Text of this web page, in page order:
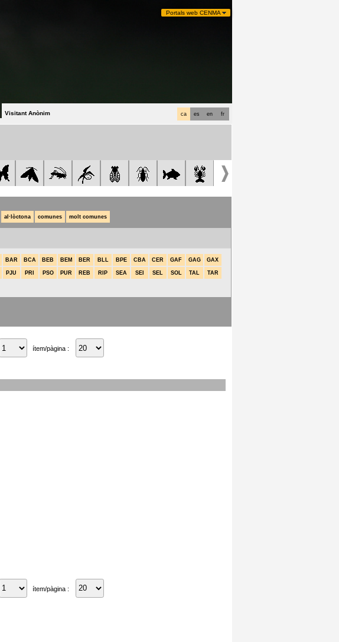
Portals web CENMA
fr
en
es
ca
Visitant Anònim
al·lòctona comunes molt comunes
BAR BCA BEB BEM BER BLL BPE CBA CER GAF GAG GAX
PJU PRI PSO PUR REB RIP SEA SEI SEL SOL TAL TAR
ítem/pàgina :
ítem/pàgina :